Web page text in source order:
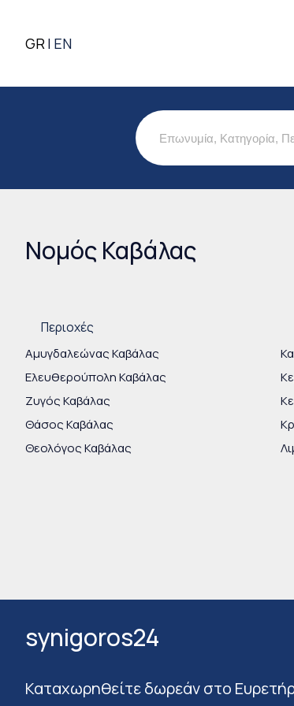
GR EN
Νομός Καβάλας
Είστε εδώ
Περιοχές
Αμυγδαλεώνας Καβάλας
Ελευθερούπολη Καβάλας
Ζυγός Καβάλας
Θάσος Καβάλας
Θεολόγος Καβάλας
synigoros24
Καταχωρηθείτε δωρεάν στο